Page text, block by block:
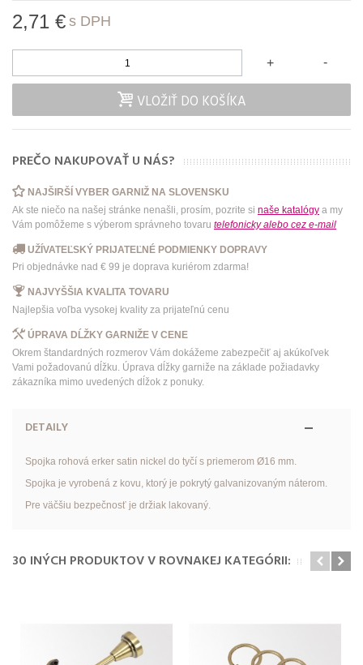
2,71 € s DPH
-
+
VLOŽIŤ DO KOŠÍKA
PREČO NAKUPOVAŤ U NÁS?
NAJŠIRŠÍ VYBER GARNIŽ NA SLOVENSKU
Ak ste niečo na našej stránke nenašli, prosím, pozrite si naše katalógy a my
Vám pomôžeme s výberom správneho tovaru telefonicky alebo cez e-mail
UŽÍVATEĽSKÝ PRIJATEĽNÉ PODMIENKY DOPRAVY
Pri objednávke nad € 99 je doprava kuriérom zdarma!
NAJVYŠŠIA KVALITA TOVARU
Najlepšia voľba vysokej kvality za prijateľnú cenu
ÚPRAVA DĹŽKY GARNIŽE V CENE
Okrem štandardných rozmerov Vám dokážeme zabezpečiť aj akúkoľvek
Vami požadovanú dĺžku. Úprava dĺžky garniže na základe požiadavky
zákazníka mimo uvedených dĺžok z ponuky.
DETAILY
Spojka rohová erker satin nickel do tyčí s priemerom Ø16 mm.
Spojka je vyrobená z kovu, ktorý je pokrytý galvanizovaným náterom.
Pre väčšiu bezpečnosť je držiak lakovaný.
30 INÝCH PRODUKTOV V ROVNAKEJ KATEGÓRII: